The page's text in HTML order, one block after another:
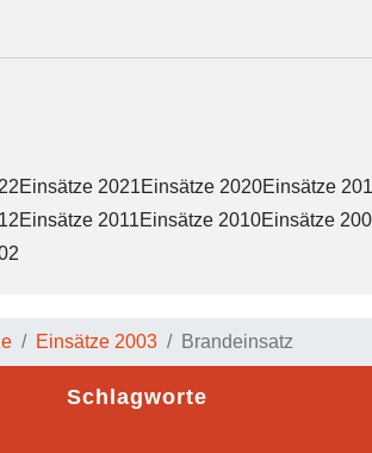
Einsätze 2021Einsätze 2020Einsätze
Einsätze 2011Einsätze 2010Einsätze
Einsätze 2003 Brandeinsatz
Schlagworte